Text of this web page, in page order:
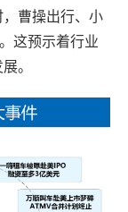
曹操出行、小
这预示着行业
。